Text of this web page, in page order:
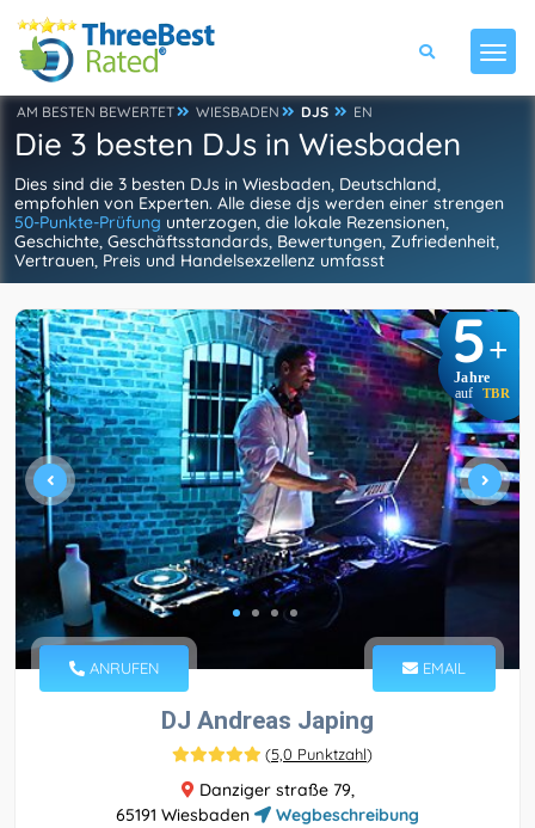
AM BESTEN BEWERTET WIESBADEN DJS EN
Die 3 besten DJs in Wiesbaden
Dies sind die 3 besten DJs in Wiesbaden, Deutschland,
empfohlen von Experten. Alle diese djs werden einer strengen
50-Punkte-Prüfung unterzogen, die lokale Rezensionen,
Geschichte, Geschäftsstandards, Bewertungen, Zufriedenheit,
Vertrauen, Preis und Handelsexzellenz umfasst
5+
Jahre
auf TBR
ANRUFEN EMAIL
DJ Andreas Japing
(5,0 Punktzahl)
Danziger straße 79,
65191 Wiesbaden
Wegbeschreibung